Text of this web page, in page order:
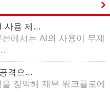
사용 제...
에서는 AI의 사용이 무제
격으...
장악해 재무 워크플로에